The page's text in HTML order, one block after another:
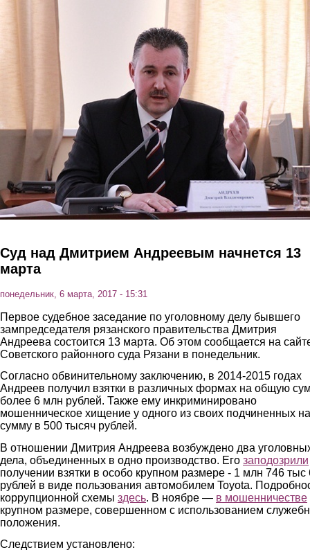
Перейти к основному содержанию
Суд над Дмитрием Андреевым начнется 13
марта
понедельник, 6 марта, 2017 - 15:31
Первое судебное заседание по уголовному делу бывшего
зампредседателя рязанского правительства Дмитрия
Андреева состоится 13 марта. Об этом сообщается на
Советского районного суда Рязани в понедельник.
Согласно обвинительному заключению, в 2014-2015 годах
Андреев получил взятки в различных формах на общую
более 6 млн рублей. Также ему инкриминировано
мошенническое хищение у одного из своих подчиненных на
сумму в 500 тысяч рублей.
В отношении Дмитрия Андреева возбуждено два
дела, объединенных в одно производство. Его заподозрили
получении взятки в особо крупном размере - 1 млн 746 тыс
рублей в виде пользования автомобилем Toyota.
коррупционной схемы здесь. В ноябре — в мошенничестве
крупном размере, совершенном с использованием
положения.
Следствием установлено: